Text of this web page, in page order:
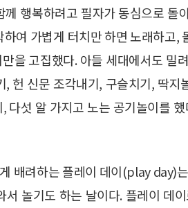
께 행복하려고 필자가 동심으로
하여 가볍게 터치만 하면 노래하고
을 고집했다. 아들 세대에서도 밀
, 헌 신문 조각내기, 구슬치기, 딱
다섯 알 가지고 노는 공기놀이를
배려하는 플레이 데이(play day)
서 놀기도 하는 날이다. 플레이 데